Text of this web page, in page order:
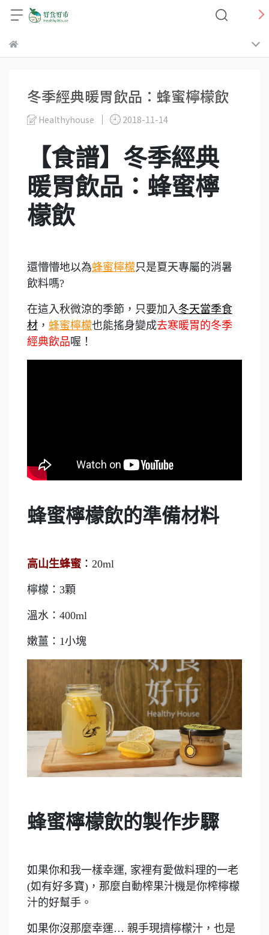
冬季經典暖胃飲品：蜂蜜檸檬飲
Healthyhouse 2018-11-14
【食譜】冬季經典
暖胃飲品：蜂蜜檸
檬飲
還懵懵地以為蜂蜜檸檬只是夏天專屬的消暑
飲料嗎?
在這入秋微涼的季節，只要加入 冬天當季食
材 ， 蜂蜜檸檬也能搖身變成去寒暖胃的冬季
經典飲品喔！
蜂蜜檸檬飲的準備材料
高山生蜂蜜 ： 20ml
檸檬：3顆
溫水：400ml
嫩薑：1小塊
蜂蜜檸檬飲的製作步驟
如果你和我一樣幸運, 家裡有愛做料理的一老
(如有好多寶)，那麼自動榨果汁機是你榨檸檬
汁的好幫手。
如果你沒那麼幸運… 親手現擠檸檬汁，也是